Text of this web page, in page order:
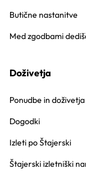
Butične nastanitve
Med zgodbami
Doživetja
Ponudbe in doživetja
Dogodki
Izleti po Štajerski
Štajerski izletniški